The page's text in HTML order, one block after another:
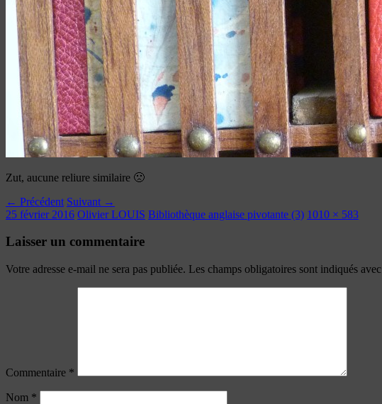
Zut, aucune reliure similaire 🙁
← Précédent Suivant →
25 février 2016 Olivier LOUIS Bibliothèque anglaise pivotante (3) 1010 × 583
Laisser un commentaire
Votre adresse e-mail ne sera pas publiée. Les champs obligatoires sont indiqués avec
Commentaire *
Nom *